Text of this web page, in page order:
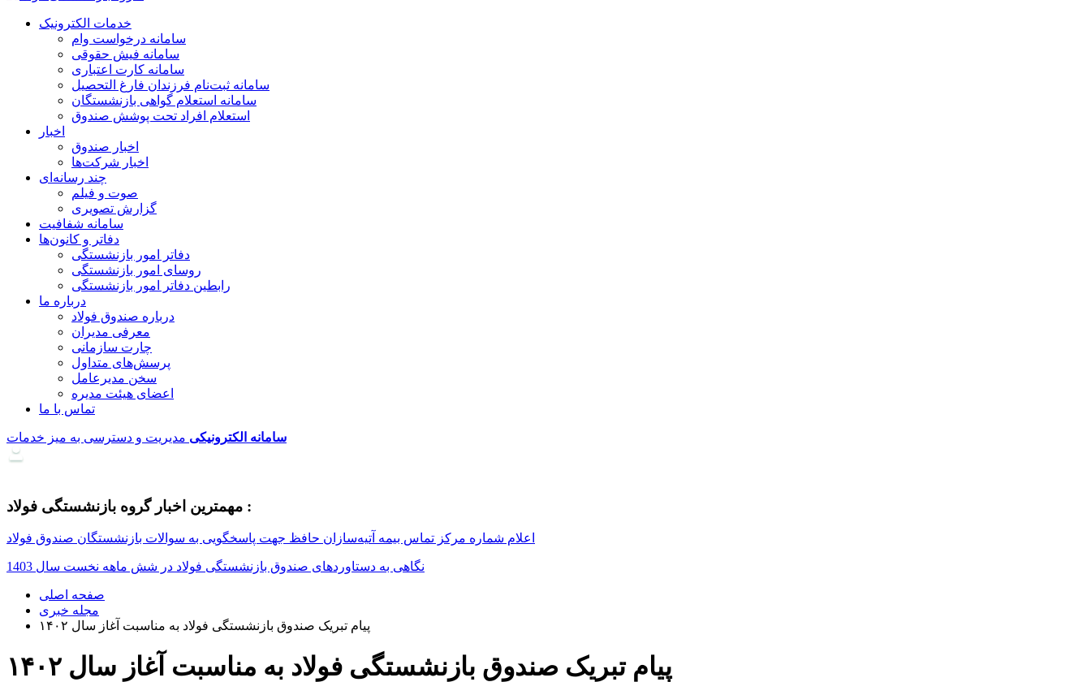
خدمات الکترونیک
سامانه درخواست وام
سامانه فیش حقوقی
سامانه کارت اعتباری
سامانه ثبت‌نام فرزندان فارغ التحصيل
سامانه استعلام گواهی بازنشستگان
استعلام افراد تحت پوشش صندوق
اخبار
اخبار صندوق
اخبار شرکت‌ها
چند رسانه‌ای
صوت و فیلم
گزارش تصویری
سامانه شفافیت
دفاتر و کانون‌ها
دفاتر امور بازنشستگی
روسای امور بازنشستگی
رابطین دفاتر امور بازنشستگی
درباره ما
درباره صندوق فولاد
معرفی مدیران
چارت سازمانی
پرسش‌های متداول
سخن مدیرعامل
اعضای هیئت مدیره
تماس با ما
سامانه الکترونیکی مدیریت و دسترسی به میز خدمات
مهمترین اخبار گروه بازنشستگی فولاد :
اعلام شماره مرکز تماس بیمه آتیه‌سازان حافظ جهت پاسخگویی به سوالات بازنشستگان صندوق فولاد
نگاهی به دستاوردهای صندوق بازنشستگی فولاد در شش ماهه نخست سال 1403
صفحه اصلی
مجله خبری
پیام تبریک صندوق بازنشستگی فولاد به مناسبت آغاز سال ۱۴۰۲
پیام تبریک صندوق بازنشستگی فولاد به مناسبت آغاز سال ۱۴۰۲